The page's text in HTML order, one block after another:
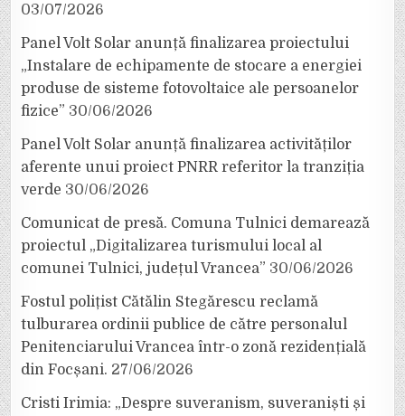
03/07/2026
Panel Volt Solar anunță finalizarea proiectului
„Instalare de echipamente de stocare a energiei
produse de sisteme fotovoltaice ale persoanelor
fizice” 30/06/2026
Panel Volt Solar anunță finalizarea activităților
aferente unui proiect PNRR referitor la tranziția
verde 30/06/2026
Comunicat de presă. Comuna Tulnici demarează
proiectul „Digitalizarea turismului local al
comunei Tulnici, județul Vrancea” 30/06/2026
Fostul polițist Cătălin Stegărescu reclamă
tulburarea ordinii publice de către personalul
Penitenciarului Vrancea într-o zonă rezidențială
din Focșani. 27/06/2026
Cristi Irimia: „Despre suveranism, suveraniști și